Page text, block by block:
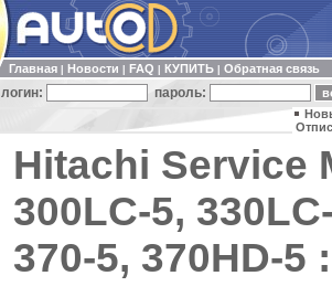
Главная Новости FAQ КУПИТЬ Обратная связь
логин: пароль:
Hitachi Service
300LC-5,
370-5, 370HD-5 :